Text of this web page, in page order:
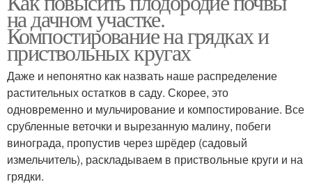
на дачном участке.
Компостирование на грядках и
приствольных кругах
Даже и непонятно как назвать наше распределение
растительных остатков в саду. Скорее, это
одновременно и мульчирование и компостирование. Все
срубленные веточки и вырезанную малину, побеги
винограда, пропустив через шрёдер (садовый
измельчитель), раскладываем в приствольные круги и на
грядки.